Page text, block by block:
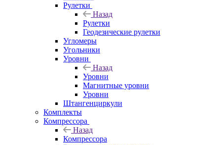
Рулетки
Назад
Рулетки
Геодезические рулетки
Угломеры
Угольники
Уровни
Назад
Уровни
Магнитные уровни
Уровни
Штангенциркули
Комплекты
Компрессора
Назад
Компрессора